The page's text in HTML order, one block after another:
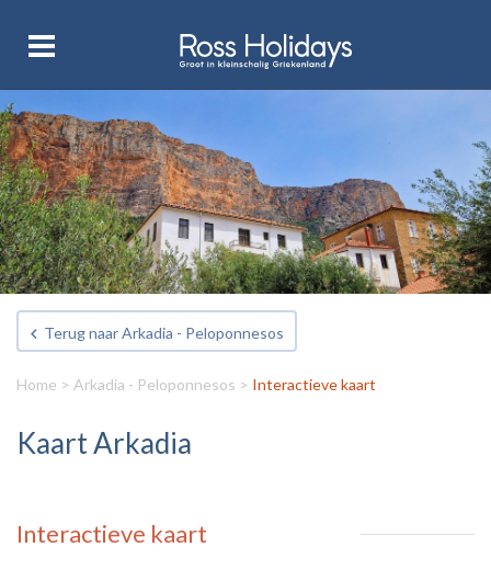
Terug naar Arkadia - Peloponnesos
Home > Arkadia - Peloponnesos > Interactieve kaart
Kaart Arkadia
Interactieve kaart